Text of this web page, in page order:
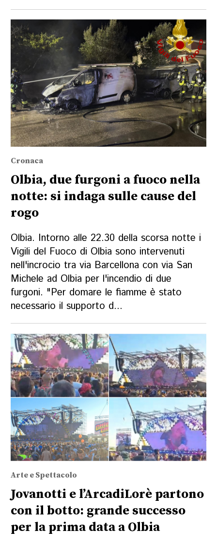
Cronaca
Olbia, due furgoni a fuoco nella
notte: si indaga sulle cause del
rogo
Olbia. Intorno alle 22.30 della scorsa notte i
Vigili del Fuoco di Olbia sono intervenuti
nell'incrocio tra via Barcellona con via San
Michele ad Olbia per l'incendio di due
furgoni. "Per domare le fiamme è stato
necessario il supporto d...
Arte e Spettacolo
Jovanotti e l’ArcadiLorè partono
con il botto: grande successo
per la prima data a Olbia